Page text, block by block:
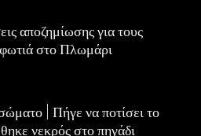
αποζημίωσης για τους
στο Πλωμάρι
| Πήγε να ποτίσει το
νεκρός στο πηγάδι